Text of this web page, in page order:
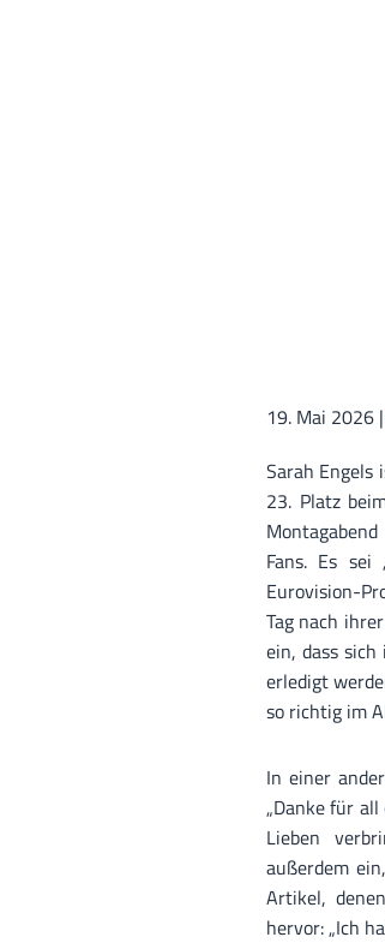
19. Mai 2026 |
Sarah Engels
23. Platz
Fans. Es
Eurovision-
Tag nach
ein, dass
erledigt
so richtig im
In einer
„Danke für
Lieben
außerdem
Artikel,
hervor: „Ich